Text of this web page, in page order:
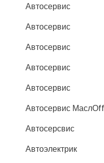
Автосервис
Автосервис
Автосервис
Автосервис
Автосервис
Автосервис
Автосерсвис
Автоэлектрик